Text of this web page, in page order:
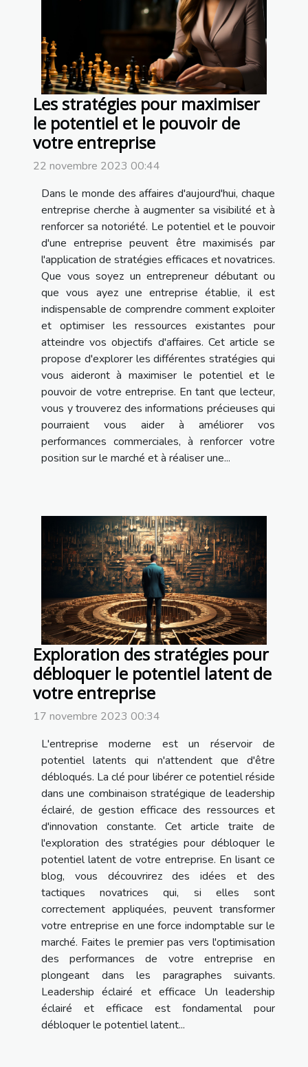
Les stratégies pour maximiser
le potentiel et le pouvoir de
votre entreprise
22 novembre 2023 00:44
Dans le monde des affaires d'aujourd'hui, chaque
entreprise cherche à augmenter sa visibilité et à
renforcer sa notoriété. Le potentiel et le pouvoir
d'une entreprise peuvent être maximisés par
l'application de stratégies efficaces et novatrices.
Que vous soyez un entrepreneur débutant ou
que vous ayez une entreprise établie, il est
indispensable de comprendre comment exploiter
et optimiser les ressources existantes pour
atteindre vos objectifs d'affaires. Cet article se
propose d'explorer les différentes stratégies qui
vous aideront à maximiser le potentiel et le
pouvoir de votre entreprise. En tant que lecteur,
vous y trouverez des informations précieuses qui
pourraient vous aider à améliorer vos
performances commerciales, à renforcer votre
position sur le marché et à réaliser une...
Exploration des stratégies pour
débloquer le potentiel latent de
votre entreprise
17 novembre 2023 00:34
L'entreprise moderne est un réservoir de
potentiel latents qui n'attendent que d'être
débloqués. La clé pour libérer ce potentiel réside
dans une combinaison stratégique de leadership
éclairé, de gestion efficace des ressources et
d'innovation constante. Cet article traite de
l'exploration des stratégies pour débloquer le
potentiel latent de votre entreprise. En lisant ce
blog, vous découvrirez des idées et des
tactiques novatrices qui, si elles sont
correctement appliquées, peuvent transformer
votre entreprise en une force indomptable sur le
marché. Faites le premier pas vers l'optimisation
des performances de votre entreprise en
plongeant dans les paragraphes suivants.
Leadership éclairé et efficace Un leadership
éclairé et efficace est fondamental pour
débloquer le potentiel latent...